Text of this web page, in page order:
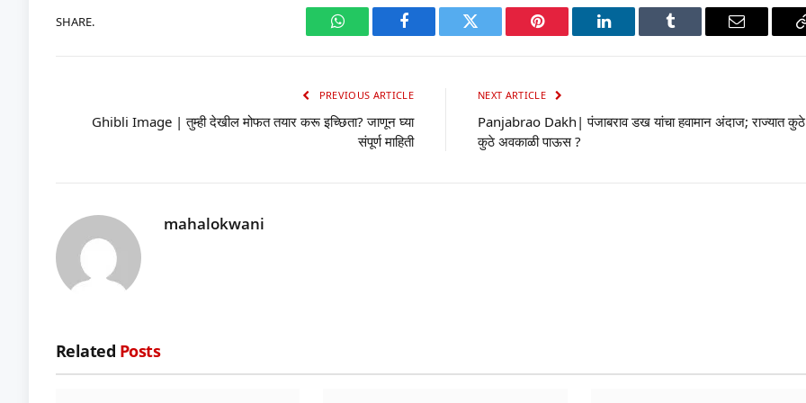
SHARE.
WhatsAppFacebook Twitter Pinterest LinkedIn Tumblr Email
PREVIOUS ARTICLE
Ghibli Image | तुम्ही देखील मोफत तयार करू इच्छिता? जाणून घ्या
संपूर्ण माहिती
NEXT ARTICLE
Panjabrao Dakh| पंजाबराव डख यांचा हवामान अंदाज; राज्यात कुठे
कुठे अवकाळी पाऊस ?
mahalokwani
Related Posts